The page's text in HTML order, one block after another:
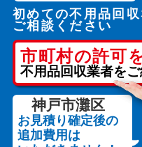
メールでのご
不用品回
初めての不用品回
ご相談ください
市町村の許可
不用品回収業者を
神戸市灘区
お見積り確定後の
追加費用は